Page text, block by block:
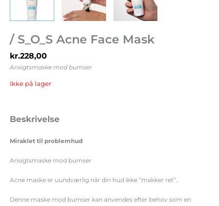
/ S_O_S Acne Face Mask
kr.228,00
Ansigtsmaske mod bumser
Ikke på lager
Beskrivelse
Miraklet til problemhud
Ansigtsmaske mod bumser
Acne maske er uundværlig når din hud ikke ”makker ret”.
Denne maske mod bumser kan anvendes efter behov som en